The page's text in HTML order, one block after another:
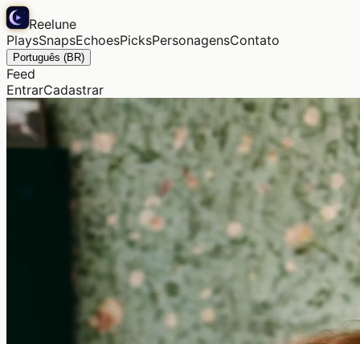
Reelune
PlaysSnapsEchoesPicksPersonagensContato
Português (BR)
Feed
EntrarCadastrar